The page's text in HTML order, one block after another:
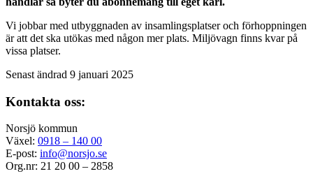
Vi jobbar med utbyggnaden av insamlingsplatser och förhoppningen
är att det ska utökas med någon mer plats. Miljövagn finns kvar på
vissa platser.
Senast ändrad 9 januari 2025
Kontakta oss:
Norsjö kommun
Växel: 0918 – 140 00
E-post: info@norsjo.se
Org.nr: 21 20 00 – 2858